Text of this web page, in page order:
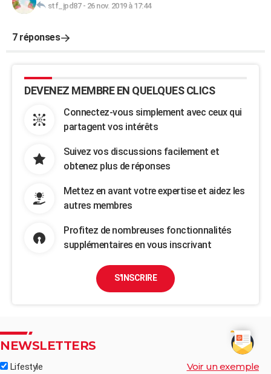
stf_jpd87- 26 nov. 2019 à 17:44
7 réponses
DEVENEZ MEMBRE EN QUELQUES CLICS
Connectez-vous simplement avec ceux qui
partagent vos intérêts
Suivez vos discussions facilement et
obtenez plus de réponses
Mettez en avant votre expertise et aidez les
autres membres
Profitez de nombreuses fonctionnalités
supplémentaires en vous inscrivant
S'INSCRIRE
NEWSLETTERS
Lifestyle Voir un exemple